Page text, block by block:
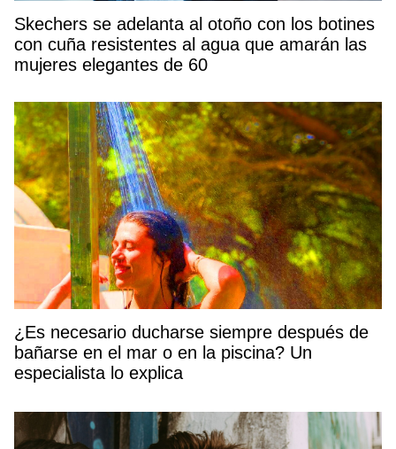
Skechers se adelanta al otoño con los botines
con cuña resistentes al agua que amarán las
mujeres elegantes de 60
¿Es necesario ducharse siempre después de
bañarse en el mar o en la piscina? Un
especialista lo explica